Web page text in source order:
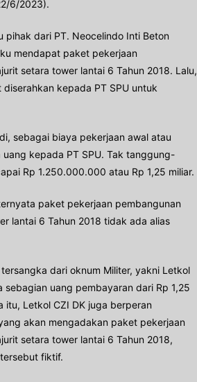
6/2023).
pihak dari PT. Neocelindo Inti Beton
mendapat paket pekerjaan
setara tower lantai 6 Tahun 2018. Lalu,
kepada PT SPU untuk
sebagai biaya pekerjaan awal atau
uang kepada PT SPU. Tak tanggung-
Rp 1.250.000.000 atau Rp 1,25 miliar.
paket pekerjaan pembangunan
lantai 6 Tahun 2018 tidak ada alias
dari oknum Militer, yakni Letkol
sebagian uang pembayaran dari Rp 1,25
itu, Letkol CZI DK juga berperan
akan mengadakan paket pekerjaan
setara tower lantai 6 Tahun 2018,
fiktif.